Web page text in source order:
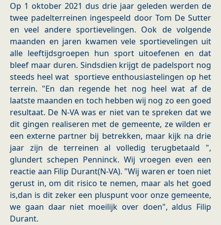
Op 1 oktober 2021 dus drie jaar geleden werden de
twee padelterreinen ingespeeld door Tom De Sutter
en veel andere sportievelingen. Ook de volgende
maanden en jaren kwamen vele sportievelingen uit
alle leeftijdsgroepen hun sport uitoefenen en dat
bleef maar duren. Sindsdien krijgt de padelsport nog
steeds heel wat sportieve enthousiastelingen op het
terrein. "En dan regende het nog heel wat af de
laatste maanden en toch hebben wij nog zo een goed
resultaat. De N-VA was er niet van te spreken dat we
dit gingen realiseren met de gemeente, ze wilden er
een externe partner bij betrekken, maar kijk na drie
jaar zijn de terreinen al volledig terugbetaald ",
glundert schepen Penninck. Wij vroegen even een
reactie aan Filip Durant(N-VA). "Wij waren er toen niet
gerust in, om dit risico te nemen, maar als het goed
is,dan is dit zeker een pluspunt voor onze gemeente,
we gaan daar niet moeilijk over doen", aldus Filip
Durant.